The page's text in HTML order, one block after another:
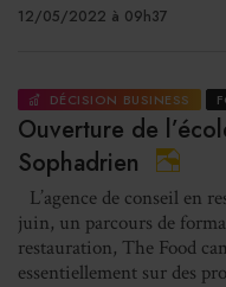
12/05/2022 à 09h37
DÉCISION BUSINESS
Ouverture de
Sophadrien
L’agence de conseil en
juin, un parcours de
restauration, The Food
essentiellement sur des